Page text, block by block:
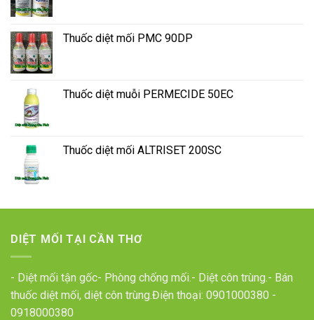
Thuốc diệt mối PMC 90DP
Thuốc diệt muỗi PERMECIDE 50EC
Thuốc diệt mối ALTRISET 200SC
DIỆT MỐI TẠI CẦN THƠ
- Diệt mối tận gốc- Phòng chống mối.- Diệt côn trùng.- Bán
thuốc diệt mối, diệt côn trùng.Điện thoại: 0901000380 -
0918000380